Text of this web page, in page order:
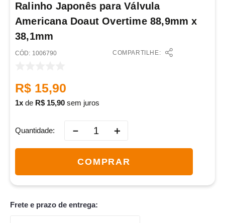
Ralinho Japonês para Válvula
Americana Doaut Overtime 88,9mm x
38,1mm
: 1006790 COMPARTILHE:
R$ 15,90
1 de R$ 15,90 sem juros
Quantidade ＋
－
COMPRAR
Frete e prazo de entrega: